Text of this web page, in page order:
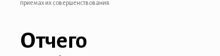
приемах их совершенствования.
Отчего